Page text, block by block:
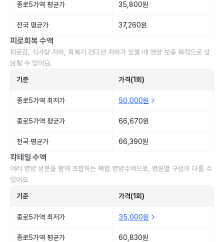
종로5가역 평균가 35,800원
전국 평균가 37,260원
피로회복 수액
피로감, 식사량 저하, 회복기 컨디션 저하가 있을 때 영양 보충 목적으로 상
담될 수 있어요.
기준 가격(1회)
종로5가역 최저가 50,000원
종로5가역 평균가 66,670원
전국 평균가 66,390원
칵테일 수액
여러 영양 성분을 함께 조합하는 복합 영양수액으로, 병원별 구성이 다를 수
있어요.
기준 가격(1회)
종로5가역 최저가 35,000원
종로5가역 평균가 60,830원